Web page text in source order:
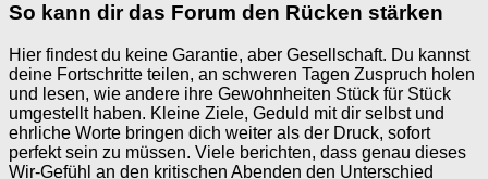
So kann dir das Forum den Rücken stärken
Hier findest du keine Garantie, aber Gesellschaft. Du kannst
deine Fortschritte teilen, an schweren Tagen Zuspruch holen
und lesen, wie andere ihre Gewohnheiten Stück für Stück
umgestellt haben. Kleine Ziele, Geduld mit dir selbst und
ehrliche Worte bringen dich weiter als der Druck, sofort
perfekt sein zu müssen. Viele berichten, dass genau dieses
Wir-Gefühl an den kritischen Abenden den Unterschied